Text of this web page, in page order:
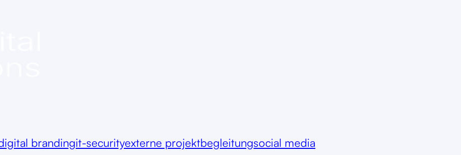
brandingit-securityexterne projektbegleitungsocial media